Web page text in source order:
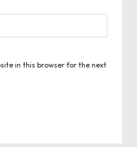
in this browser for the next